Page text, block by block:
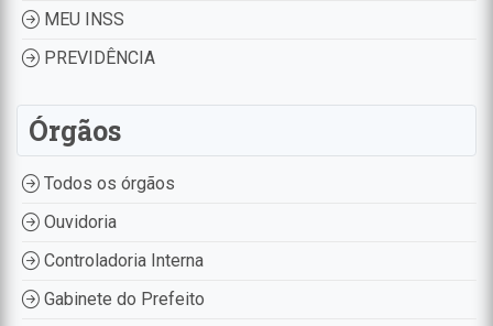
MEU INSS
PREVIDÊNCIA
Órgãos
Todos os órgãos
Ouvidoria
Controladoria Interna
Gabinete do Prefeito